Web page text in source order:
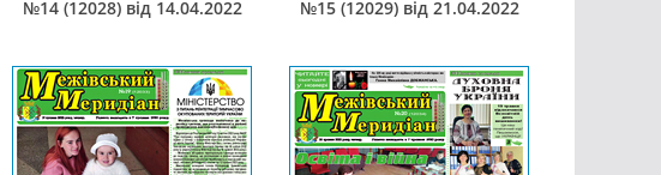
№14 (12028) від 14.04.2022 №15 (12029) від 21.04.2022